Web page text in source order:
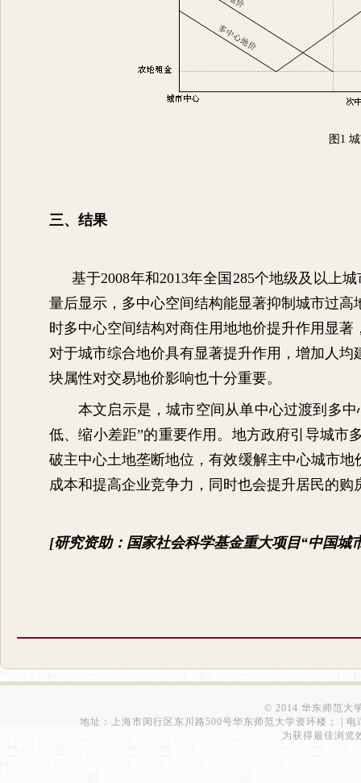
图 1
三、结果
基于2008年和2013年全国 285个地级及以上城
量后显示，多中心空间结构能显著抑制城市过
时多中心空间结构对商住用地地价提升作用显
对于城市综合地价具有显著提升作用，增加人
块属性对交易地价影响也十分重要。
本文启示是，城市空间从单中心过渡到多
低、缩小差距”的重要作用。地方政府引导城市
破主中心土地垄断地位，有效缓解主中心城市
成本和提高企业竞争力，同时也会提升居民的
[研究资助：国家社会科学基金重大项目“中国城
© 2014 华东师范大
地址：上海市闵行区东川路500号华东师范大学资环楼； |
为获得最佳浏览